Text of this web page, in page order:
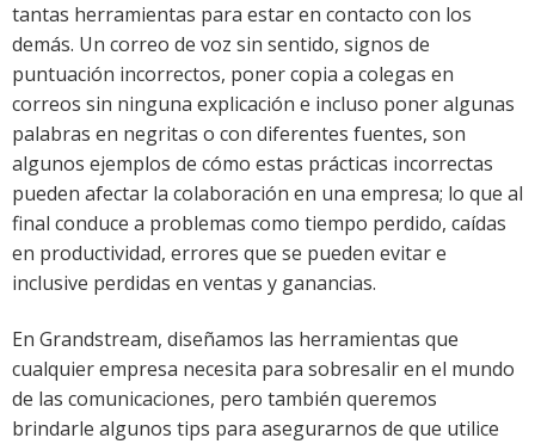
tantas herramientas para estar en contacto con los
demás. Un correo de voz sin sentido, signos de
puntuación incorrectos, poner copia a colegas en
correos sin ninguna explicación e incluso poner algunas
palabras en negritas o con diferentes fuentes, son
algunos ejemplos de cómo estas prácticas incorrectas
pueden afectar la colaboración en una empresa; lo que al
final conduce a problemas como tiempo perdido, caídas
en productividad, errores que se pueden evitar e
inclusive perdidas en ventas y ganancias.
En Grandstream, diseñamos las herramientas que
cualquier empresa necesita para sobresalir en el mundo
de las comunicaciones, pero también queremos
brindarle algunos tips para asegurarnos de que utilice